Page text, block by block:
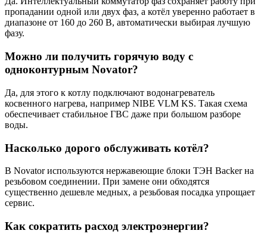
пропадании одной или двух фаз, а котёл уверенно работает в
диапазоне от 160 до 260 В, автоматически выбирая лучшую
фазу.
Можно ли получить горячую воду с
одноконтурным Novator?
Да, для этого к котлу подключают водонагреватель
косвенного нагрева, например NIBE VLM KS. Такая схема
обеспечивает стабильное ГВС даже при большом разборе
воды.
Насколько дорого обслуживать котёл?
В Novator используются нержавеющие блоки ТЭН Backer на
резьбовом соединении. При замене они обходятся
существенно дешевле медных, а резьбовая посадка упрощает
сервис.
Как сократить расход электроэнергии?